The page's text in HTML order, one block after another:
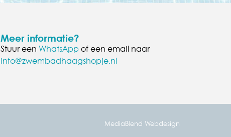
Meer informatie?
Stuur een WhatsAppof een email naar
info@zwembadhaagshopje.nl
MediaBlend Webdesign